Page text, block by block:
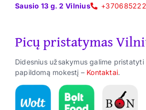
Sausio 13 g. 2 Vilnius
Picų pristatymas
Didesnius užsakymus galime
papildomą mokestį – Kontaktai.